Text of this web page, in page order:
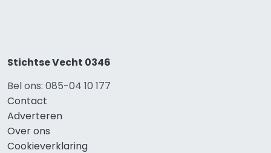
Stichtse Vecht 0346
Bel ons: 085-04 10 177
Contact
Adverteren
Over ons
Cookieverklaring